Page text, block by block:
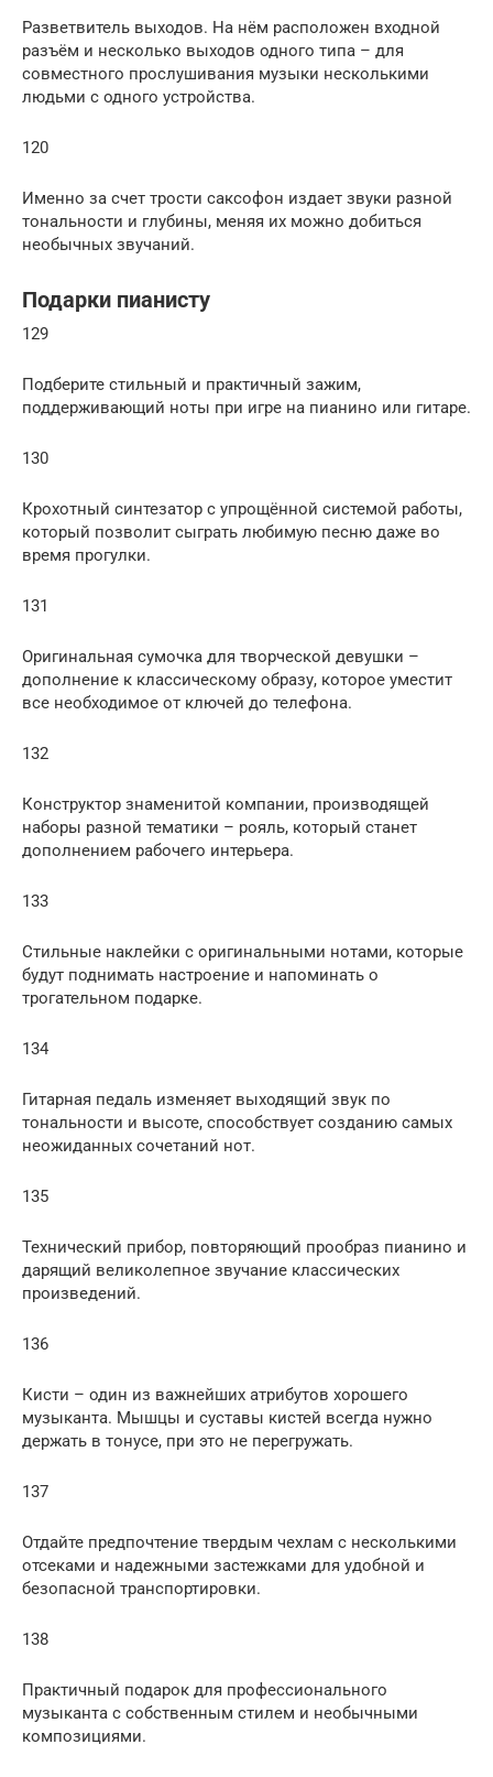
Разветвитель выходов. На нём расположен входной
разъём и несколько выходов одного типа – для
совместного прослушивания музыки несколькими
людьми с одного устройства.
120
Именно за счет трости саксофон издает звуки разной
тональности и глубины, меняя их можно добиться
необычных звучаний.
Подарки пианисту
129
Подберите стильный и практичный зажим,
поддерживающий ноты при игре на пианино или гитаре.
130
Крохотный синтезатор с упрощённой системой работы,
который позволит сыграть любимую песню даже во
время прогулки.
131
Оригинальная сумочка для творческой девушки –
дополнение к классическому образу, которое уместит
все необходимое от ключей до телефона.
132
Конструктор знаменитой компании, производящей
наборы разной тематики – рояль, который станет
дополнением рабочего интерьера.
133
Стильные наклейки с оригинальными нотами, которые
будут поднимать настроение и напоминать о
трогательном подарке.
134
Гитарная педаль изменяет выходящий звук по
тональности и высоте, способствует созданию самых
неожиданных сочетаний нот.
135
Технический прибор, повторяющий прообраз пианино и
дарящий великолепное звучание классических
произведений.
136
Кисти – один из важнейших атрибутов хорошего
музыканта. Мышцы и суставы кистей всегда нужно
держать в тонусе, при это не перегружать.
137
Отдайте предпочтение твердым чехлам с несколькими
отсеками и надежными застежками для удобной и
безопасной транспортировки.
138
Практичный подарок для профессионального
музыканта с собственным стилем и необычными
композициями.